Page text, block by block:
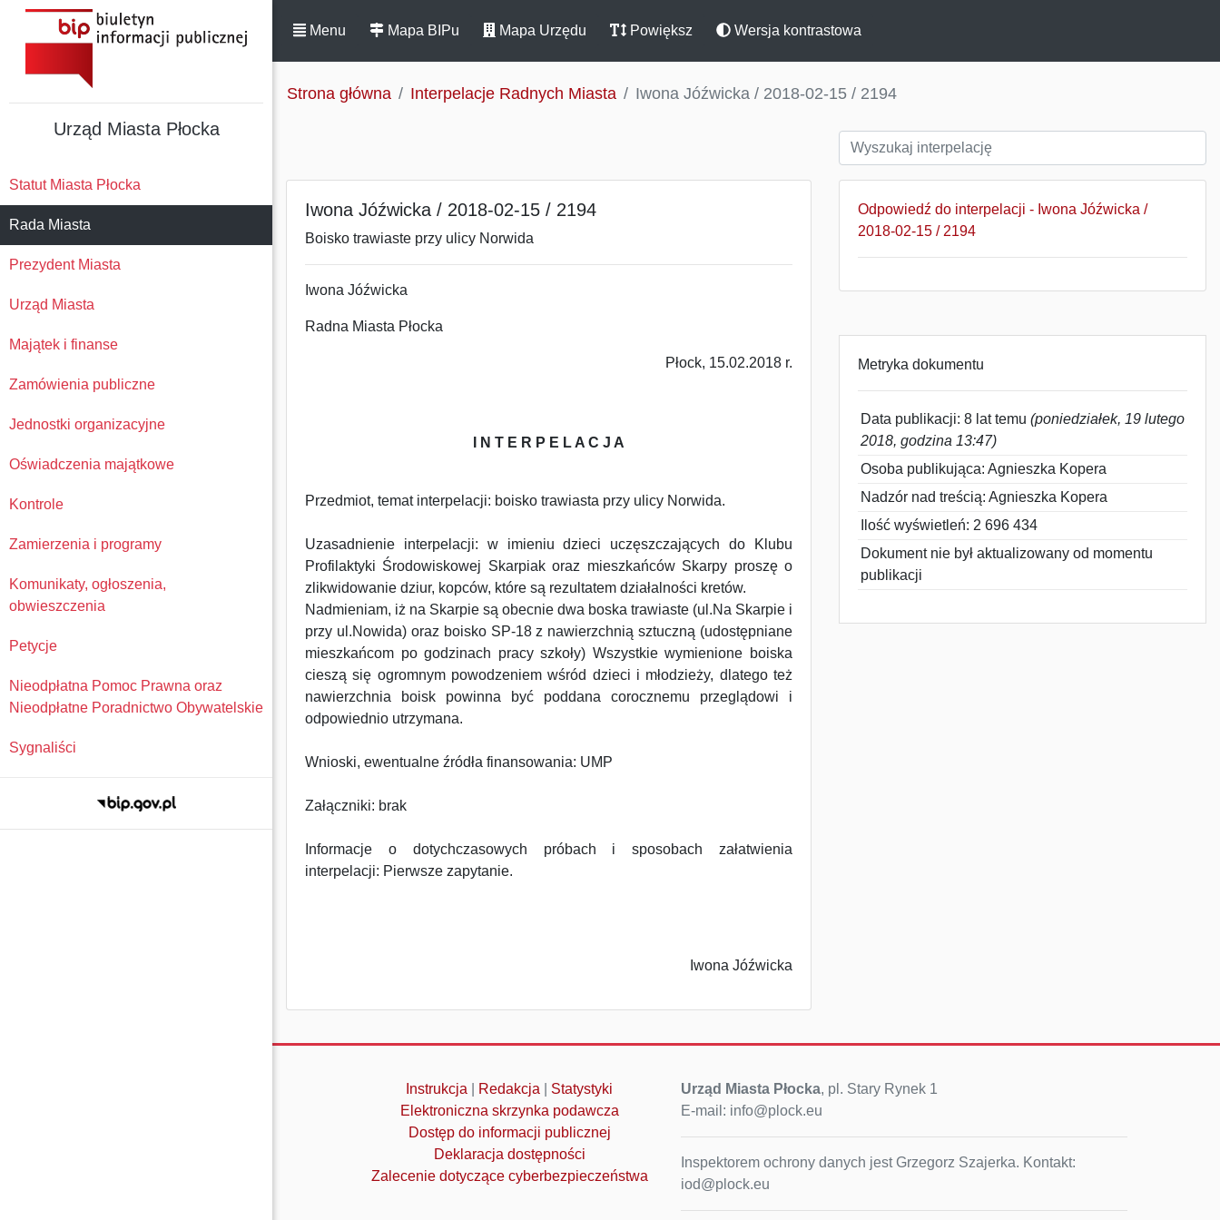
Urząd Miasta Płocka
Statut Miasta Płocka
Rada Miasta
Prezydent Miasta
Urząd Miasta
Majątek i finanse
Zamówienia publiczne
Jednostki organizacyjne
Oświadczenia majątkowe
Kontrole
Zamierzenia i programy
Komunikaty, ogłoszenia,
obwieszczenia
Petycje
Nieodpłatna Pomoc Prawna oraz
Nieodpłatne Poradnictwo Obywatelskie
Sygnaliści
Menu Mapa BIPu Mapa Urzędu Powiększ Wersja kontrastowa
Strona główna Interpelacje Radnych Miasta Iwona Jóźwicka / 2018-02-15 / 2194
Iwona Jóźwicka / 2018-02-15 / 2194
Boisko trawiaste przy ulicy Norwida
Iwona Jóźwicka
Radna Miasta Płocka
Płock, 15.02.2018 r.
I N T E R P E L A C J A
Przedmiot, temat interpelacji: boisko trawiasta przy ulicy Norwida.
Uzasadnienie interpelacji: w imieniu dzieci uczęszczających do Klubu
Profilaktyki Środowiskowej Skarpiak oraz mieszkańców Skarpy proszę o
zlikwidowanie dziur, kopców, które są rezultatem działalności kretów.
Nadmieniam, iż na Skarpie są obecnie dwa boska trawiaste (ul.Na Skarpie i
przy ul.Nowida) oraz boisko SP-18 z nawierzchnią sztuczną (udostępniane
mieszkańcom po godzinach pracy szkoły) Wszystkie wymienione boiska
cieszą się ogromnym powodzeniem wśród dzieci i młodzieży, dlatego też
nawierzchnia boisk powinna być poddana corocznemu przeglądowi i
odpowiednio utrzymana.
Wnioski, ewentualne źródła finansowania: UMP
Załączniki: brak
Informacje o dotychczasowych próbach i sposobach załatwienia
interpelacji: Pierwsze zapytanie.
Iwona Jóźwicka
Odpowiedź do interpelacji - Iwona Jóźwicka /
2018-02-15 / 2194
Metryka dokumentu
Data publikacji: 8 lat temu (poniedziałek, 19 lutego
2018, godzina 13:47)
Osoba publikująca: Agnieszka Kopera
Nadzór nad treścią: Agnieszka Kopera
Ilość wyświetleń: 2 696 434
Dokument nie był aktualizowany od momentu
publikacji
Instrukcja Redakcja
Statystyki
Elektroniczna skrzynka podawcza
Dostęp do informacji publicznej
Deklaracja dostępności
Zalecenie dotyczące cyberbezpieczeństwa
Urząd Miasta Płocka, pl. Stary Rynek 1
E-mail: info@plock.eu
Inspektorem ochrony danych jest Grzegorz Szajerka. Kontakt:
iod@plock.eu